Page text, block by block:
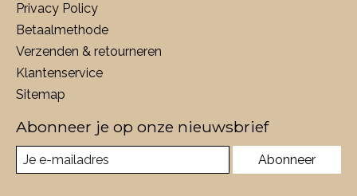
Privacy Policy
Betaalmethode
Verzenden & retourneren
Klantenservice
Sitemap
Abonneer je op onze nieuwsbrief
Abonneer